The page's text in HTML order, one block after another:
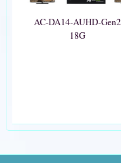
AC-DA14-AUHD-Gen2
18G